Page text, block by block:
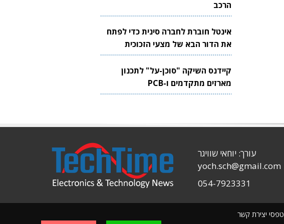
הרכב
אינטל חוברת לחברה סינית כדי לפתח
את הדור הבא של מצעי הזכוכית
לשבבים
קיידנס השיקה "סוכן-על" לתכנון
מארזים מתקדמים ו-PCB
יצירת קשר
עורך: יוחאי שוויגר
yoch.sch@gmail.com
054-7923331